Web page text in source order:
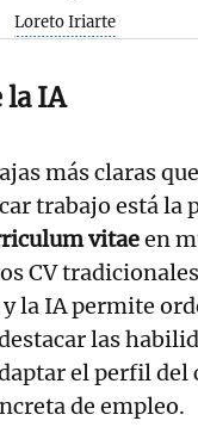
Loreto Iriarte
la IA
más claras
trabajo está la
vitaeen
CV
la IA permite
las
el perfil del
de empleo.